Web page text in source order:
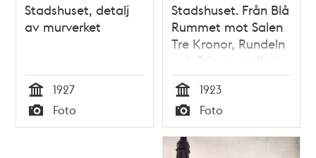
Stadshuset, detalj
av murverket
Tid
1927
Typ
Foto
Stadshuset. Från Blå
Rummet mot Salen
Tre Kronor, Rundeln
och Prinsen galleri
Tid
1923
Typ
Foto